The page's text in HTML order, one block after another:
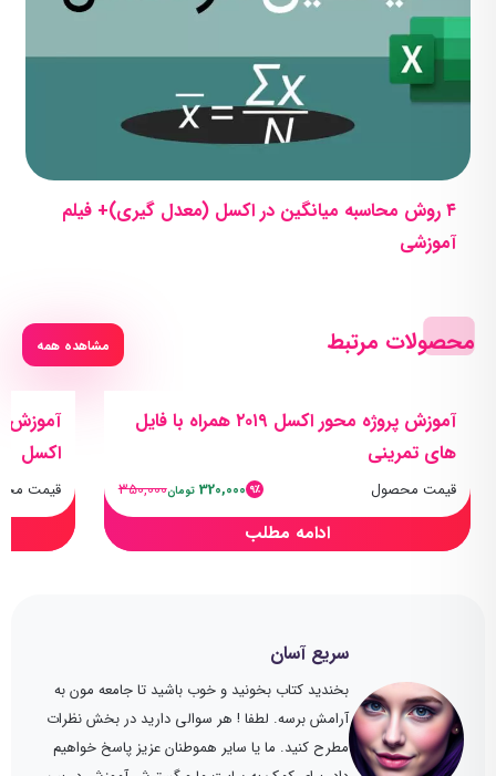
سریع آسان
بخندید کتاب بخونید و خوب باشید تا جامعه مون به
آرامش برسه. لطفا ! هر سوالی دارید در بخش نظرات
مطرح کنید. ما یا سایر هموطنان عزیز پاسخ خواهیم
۴ روش محاسبه میانگین در اکسل (معدل گیری)+ فیلم
آموزشی
محصولات مرتبط مشاهده همه
آموزش پروژه محور اکسل ۲۰۱۹ همراه با فایل
های تمرینی
قیمت محصول 9٪ 320,000 تومان350,000
ادامه مطلب
آموزش
اکسل
قیمت